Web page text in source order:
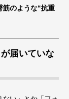
筋のような“抗重
届いていな